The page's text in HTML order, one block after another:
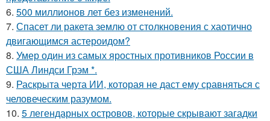
6. 500 миллионов лет без изменений.
7. Спасет ли ракета землю от столкновения с хаотично
двигающимся астероидом?
8. Умер один из самых яростных противников России в
США Линдси Грэм *.
9. Раскрыта черта ИИ, которая не даст ему сравняться с
человеческим разумом.
10. 5 легендарных островов, которые скрывают загадки